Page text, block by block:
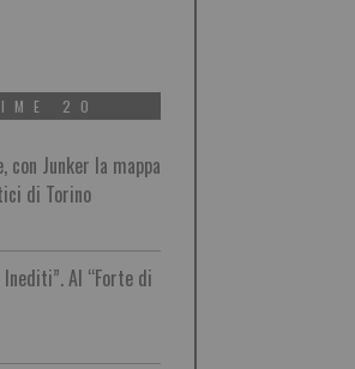
20
con Junker la mappa
di Torino
Al “Forte di